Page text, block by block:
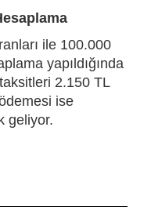
ile 100.000
yapıldığında
2.150 TL
ise
geliyor.